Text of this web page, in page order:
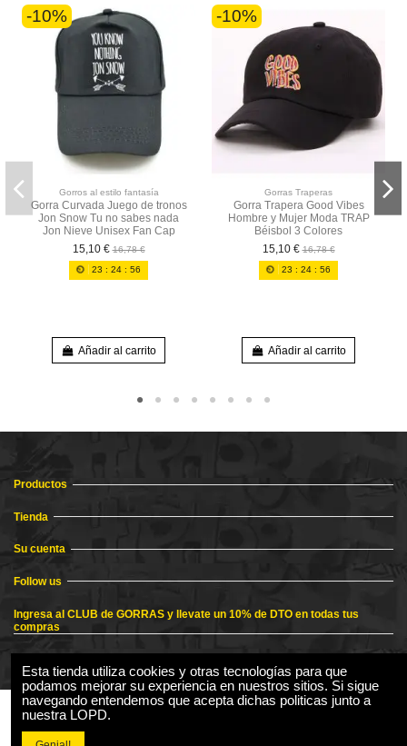
-10%
Gorros al estilo fantasía
Gorra Curvada Juego de tronos
Jon Snow Tu no sabes nada
Jon Nieve Unisex Fan Cap
15,10 € 16,78 €
23 :24 :56
Añadir al carrito
-10%
Gorras Traperas
Gorra Trapera Good Vibes
Hombre y Mujer Moda TRAP
Béisbol 3 Colores
15,10 € 16,78 €
23 :24 :56
Añadir al carrito
Productos
Tienda
Su cuenta
Follow us
Ingresa al CLUB de GORRAS y llevate un 10% de DTO en todas tus
compras
Esta tienda utiliza cookies y otras tecnologías para que
podamos mejorar su experiencia en nuestros sitios. Si sigue
navegando entendemos que acepta dichas politicas junto a
nuestra LOPD.